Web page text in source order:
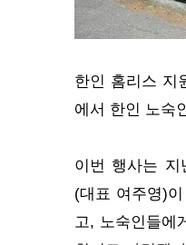
한인 홈리스 지
에서 한인 노숙
이번 행사는 지
(대표 여주영)
고, 노숙인들에